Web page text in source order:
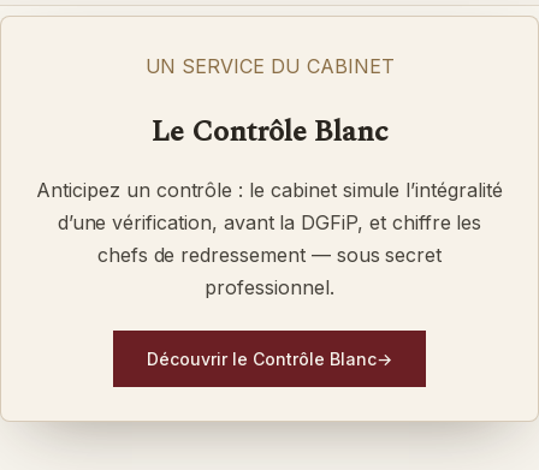
UN SERVICE DU CABINET
Le Contrôle Blanc
Anticipez un contrôle : le cabinet simule l’intégralité
d’une vérification, avant la DGFiP, et chiffre les
chefs de redressement — sous secret
professionnel.
Découvrir le Contrôle Blanc→